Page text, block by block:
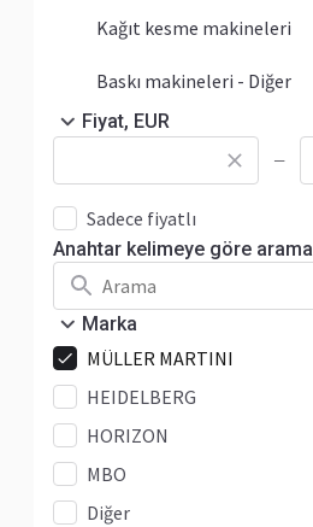
Kağıt kesme makineleri
Baskı makineleri - Diğer
Fiyat, EUR
—
Sadece fiyatlı
Anahtar kelimeye göre
Marka
MÜLLER MARTINI
HEIDELBERG
HORIZON
MBO
Diğer